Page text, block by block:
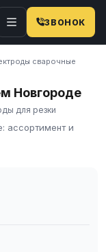
ЗВОНОК
сварочные
Новгороде
для резки
ассортимент и
металлов на
исполнения
для резки